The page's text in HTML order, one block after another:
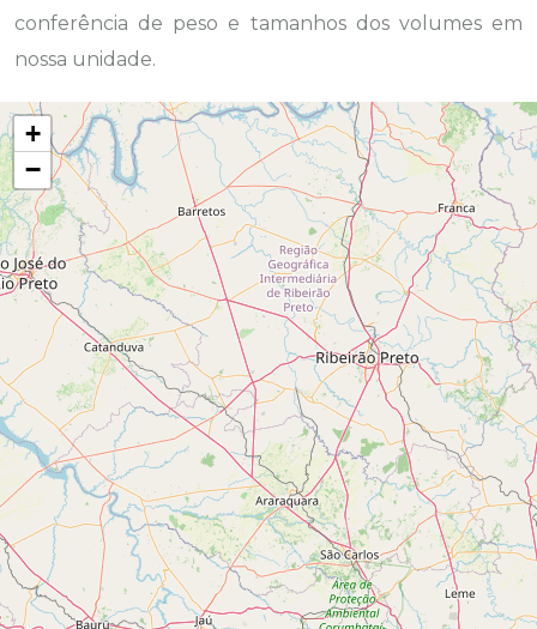
conferência de peso e tamanhos dos volumes em
nossa unidade.
+
−